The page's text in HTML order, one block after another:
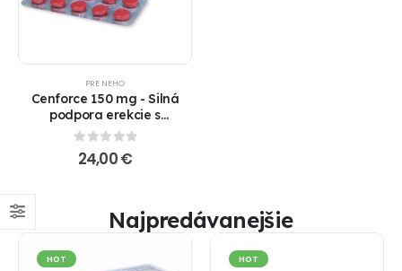
PRE NEHO
Cenforce 150 mg - Silná
podpora erekcie s
Sildenafilom !!! AKCIA 1+1
0out of 5
24,00€
Najpredávanejšie
HOT HOT